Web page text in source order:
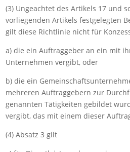
(3) Ungeachtet des Artikels 17 und
vorliegenden Artikels festgelegten
gilt diese Richtlinie nicht für
a) die ein Auftraggeber an ein mit
Unternehmen vergibt, oder
b) die ein
mehreren Auftraggebern zur
genannten Tätigkeiten gebildet
vergibt, das mit einem dieser
(4) Absatz 3 gilt